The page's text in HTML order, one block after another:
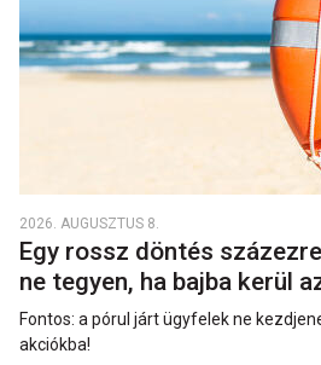
2026. AUGUSZTUS 8.
Egy rossz döntés
ne tegyen, ha bajba kerül
Fontos: a pórul járt ügyfelek ne
akciókba!